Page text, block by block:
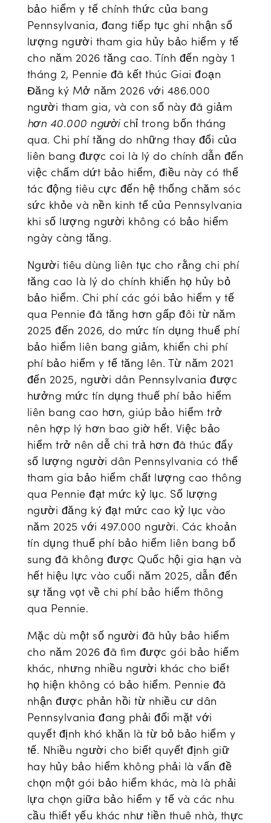
bảo hiểm y tế chính thức của bang
Pennsylvania, đang tiếp tục ghi nhận số
lượng người tham gia hủy bảo hiểm y tế
cho năm 2026 tăng cao. Tính đến ngày 1
tháng 2, Pennie đã kết thúc Giai đoạn
Đăng ký Mở năm 2026 với 486.000
người tham gia, và con số này đã giảm
hơn 40.000 ngườichỉ trong bốn tháng
qua. Chi phí tăng do những thay đổi của
liên bang được coi là lý do chính dẫn đến
việc chấm dứt bảo hiểm, điều này có thể
tác động tiêu cực đến hệ thống chăm sóc
sức khỏe và nền kinh tế của Pennsylvania
khi số lượng người không có bảo hiểm
ngày càng tăng.
Người tiêu dùng liên tục cho rằng chi phí
tăng cao là lý do chính khiến họ hủy bỏ
bảo hiểm. Chi phí các gói bảo hiểm y tế
qua Pennie đã tăng hơn gấp đôi từ năm
2025 đến 2026, do mức tín dụng thuế phí
bảo hiểm liên bang giảm, khiến chi phí
phí bảo hiểm y tế tăng lên. Từ năm 2021
đến 2025, người dân Pennsylvania được
hưởng mức tín dụng thuế phí bảo hiểm
liên bang cao hơn, giúp bảo hiểm trở
nên hợp lý hơn bao giờ hết. Việc bảo
hiểm trở nên dễ chi trả hơn đã thúc đẩy
số lượng người dân Pennsylvania có thể
tham gia bảo hiểm chất lượng cao thông
qua Pennie đạt mức kỷ lục. Số lượng
người đăng ký đạt mức cao kỷ lục vào
năm 2025 với 497.000 người. Các khoản
tín dụng thuế phí bảo hiểm liên bang bổ
sung đã không được Quốc hội gia hạn và
hết hiệu lực vào cuối năm 2025, dẫn đến
sự tăng vọt về chi phí bảo hiểm thông
qua Pennie.
Mặc dù một số người đã hủy bảo hiểm
cho năm 2026 đã tìm được gói bảo hiểm
khác, nhưng nhiều người khác cho biết
họ hiện không có bảo hiểm. Pennie đã
nhận được phản hồi từ nhiều cư dân
Pennsylvania đang phải đối mặt với
quyết định khó khăn là từ bỏ bảo hiểm y
tế. Nhiều người cho biết quyết định giữ
hay hủy bảo hiểm không phải là vấn đề
chọn một gói bảo hiểm khác, mà là phải
lựa chọn giữa bảo hiểm y tế và các nhu
cầu thiết yếu khác như tiền thuê nhà, thực